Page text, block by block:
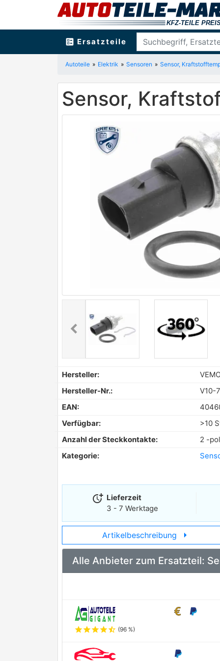
ballot Ersatzteile
Autoteile Elektrik Sensoren Sensor,
Sensor,
chevron_leftPrevious
Hersteller:
Hersteller-Nr.:
V10-
EAN:
Verfügbar:
>10
Anzahl der Steckkontakte:
2 -
Kategorie:
more_time Lieferzeit
3 - 7 Werktage
Artikelbeschreibung arrow_right
Alle Anbieter zum Ersatzteil:
starstarstarstarstar_half (96 %)